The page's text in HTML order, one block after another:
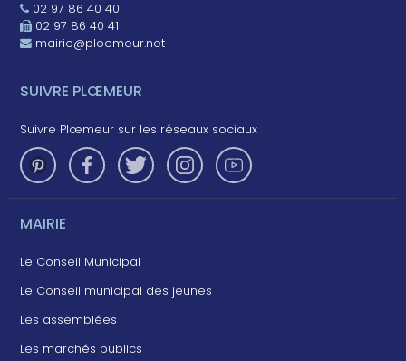
02 97 86 40 40
02 97 86 40 41
mairie@ploemeur.net
SUIVRE PLŒMEUR
Suivre Plœmeur sur les réseaux sociaux
MAIRIE
Le Conseil Municipal
Le Conseil municipal des jeunes
Les assemblées
Les marchés publics